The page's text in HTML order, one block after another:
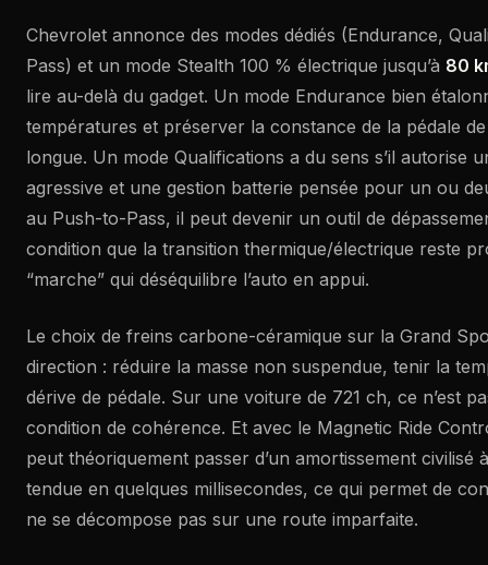
Chevrolet annonce des modes dédiés (Endurance,
Pass) et un mode Stealth 100 % électrique jusqu’à 80
lire au-delà du gadget. Un mode Endurance bien
températures et préserver la constance de la pédale
longue. Un mode Qualifications a du sens s’il autorise
agressive et une gestion batterie pensée pour un ou
au Push-to-Pass, il peut devenir un outil de
condition que la transition thermique/électrique reste
“marche” qui déséquilibre l’auto en appui.
Le choix de freins carbone-céramique sur la Grand
direction : réduire la masse non suspendue, tenir la
dérive de pédale. Sur une voiture de 721 ch, ce n’est
condition de cohérence. Et avec le Magnetic Ride
peut théoriquement passer d’un amortissement civilisé
tendue en quelques millisecondes, ce qui permet de
ne se décompose pas sur une route imparfaite.